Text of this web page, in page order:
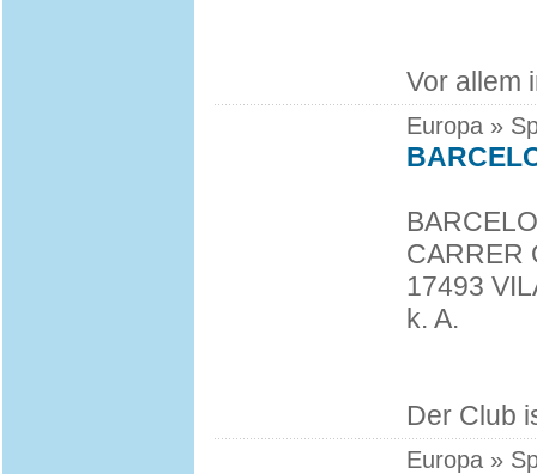
Vor allem
Europa »
CARRER
17493
k. A.
Der Club
Europa »